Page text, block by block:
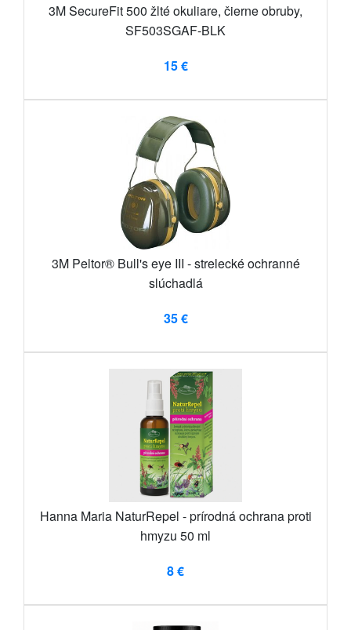
3M SecureFit 500 žlté okuliare, čierne obruby,
SF503SGAF-BLK
15 €
3M Peltor® Bull's eye III - strelecké ochranné
slúchadlá
35 €
Hanna Maria NaturRepel - prírodná ochrana proti
hmyzu 50 ml
8 €